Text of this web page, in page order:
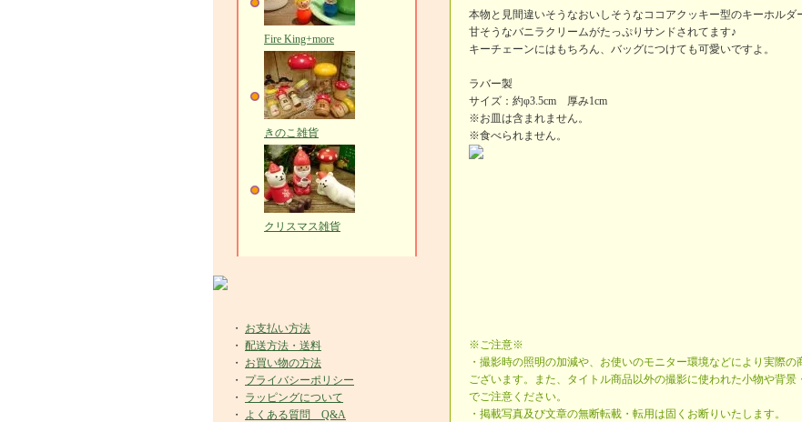
Fire King+more
きのこ雑貨
クリスマス雑貨
・ お支払い方法
・ 配送方法・送料
・ お買い物の方法
・ プライバシーポリシー
・ ラッピングについて
・ よくある質問 Q&A
本物と見間違いそうなおいしそうなココアクッキー型のキーホルダ
甘そうなバニラクリームがたっぷりサンドされてます♪
キーチェーンにはもちろん、バッグにつけても可愛いですよ。
ラバー製
サイズ：約φ3.5cm 厚み1cm
※お皿は含まれません。
※食べられません。
※ご注意※
・撮影時の照明の加減や、お使いのモニター環境などにより実際
ございます。また、タイトル商品以外の撮影に使われた小物や背
でご注意ください。
・掲載写真及び文章の無断転載・転用は固くお断りいたします。